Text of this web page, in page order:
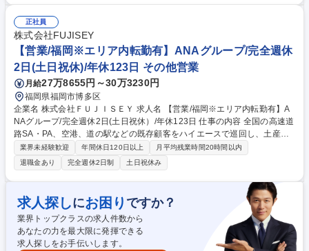
携◆店舗で勤務するスタッフのマネジメント◆キャンペーン施策の企画・
設計◆売上管理◆法人営業（近隣ホテル、損害保険会社、自動車ディーラ
ーへのご提案）※「接客」以外の業務として、車両の稼働管理やアルバイ
トスタッフの育成・管理といったマネジメント業務を中心とした店舗運営
があります。法人営業にも注力しております。 募集職種 語学力を活かす
【東北海道(帯広/釧路/中標津/北見)レンタカー店舗運営・接客】
正社員
株式会社FUJISEY
【営業/福岡※エリア内転勤有】ANAグループ/完全週休
2日(土日祝休)/年休123日 その他営業
月給27万8655円～30万3230円
福岡県福岡市博多区
企業名 株式会社ＦＵＪＩＳＥＹ 求人名 【営業/福岡※エリア内転勤有】A
NAグループ/完全週休2日(土日祝休）/年休123日 仕事の内容 全国の高速道
路SA・PA、空港、道の駅などの既存顧客をハイエースで巡回し、土産品
やキャラクターグッズの提案営業・売場づくり（VMD）を行います。現場
の声を拾い、次のヒット商品を店頭から創り出す役割です。 【具体的に
は】1日3～5件程度の既存顧客を訪問。季節や観光客の動向に合わせた
「売れる売場」の構成を提案し、自ら棚割りやPOP設置まで手がけます。
自分が陳列した商品が実際に手に取られ、売上に繋がる瞬間を目の当たり
にできるのは、有形商材ならではの魅力。ANAグループの信頼感という武
器を活かし、顧客と深く向き合いながら、地域に愛される店舗・コーナー
を創り上げていただくことを期待します。 募集職種 【営業/福岡※エリア
内転勤有】ANAグループ/完全週休2日(土日祝休）/年休123日
業界未経験歓迎 年間休日120日以上
月平均残業時間20時間以内
退職金あり
完全週休2日制 土日祝休み
求人探しにお困り ですか？
業界トップクラスの求人件数から
あなたの力を最大限に発揮できる
求人探しをお手伝いします。